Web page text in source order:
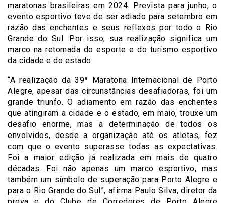
maratonas brasileiras em 2024. Prevista para junho, o
evento esportivo teve de ser adiado para setembro em
razão das enchentes e seus reflexos por todo o Rio
Grande do Sul. Por isso, sua realização significa um
marco na retomada do esporte e do turismo esportivo
da cidade e do estado.
“A realização da 39ª Maratona Internacional de Porto
Alegre, apesar das circunstâncias desafiadoras, foi um
grande triunfo. O adiamento em razão das enchentes
que atingiram a cidade e o estado, em maio, trouxe um
desafio enorme, mas a determinação de todos os
envolvidos, desde a organização até os atletas, fez
com que o evento superasse todas as expectativas.
Foi a maior edição já realizada em mais de quatro
décadas. Foi não apenas um marco esportivo, mas
também um símbolo de superação para Porto Alegre e
para o Rio Grande do Sul”, afirma Paulo Silva, diretor da